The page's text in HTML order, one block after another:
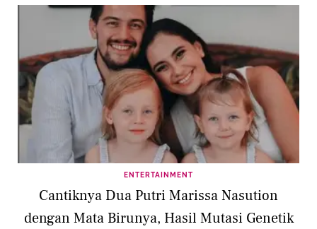
ENTERTAINMENT
Cantiknya Dua Putri Marissa Nasution
dengan Mata Birunya, Hasil Mutasi Genetik